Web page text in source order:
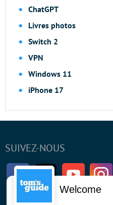
ChatGPT
Livres photos
Switch 2
VPN
Windows 11
iPhone 17
SUIVEZ-NOUS
FacebookTwitter Youtube
Welcome